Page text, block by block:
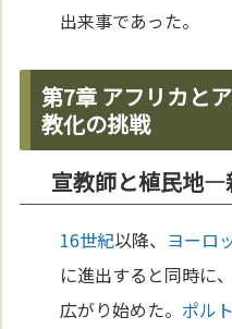
出来事であった。
第7章 アフリカと
教化の挑戦
宣教師と植民地—
16世紀以降、 ヨーロ
に進出すると同時に、
広がり始めた。 ポル